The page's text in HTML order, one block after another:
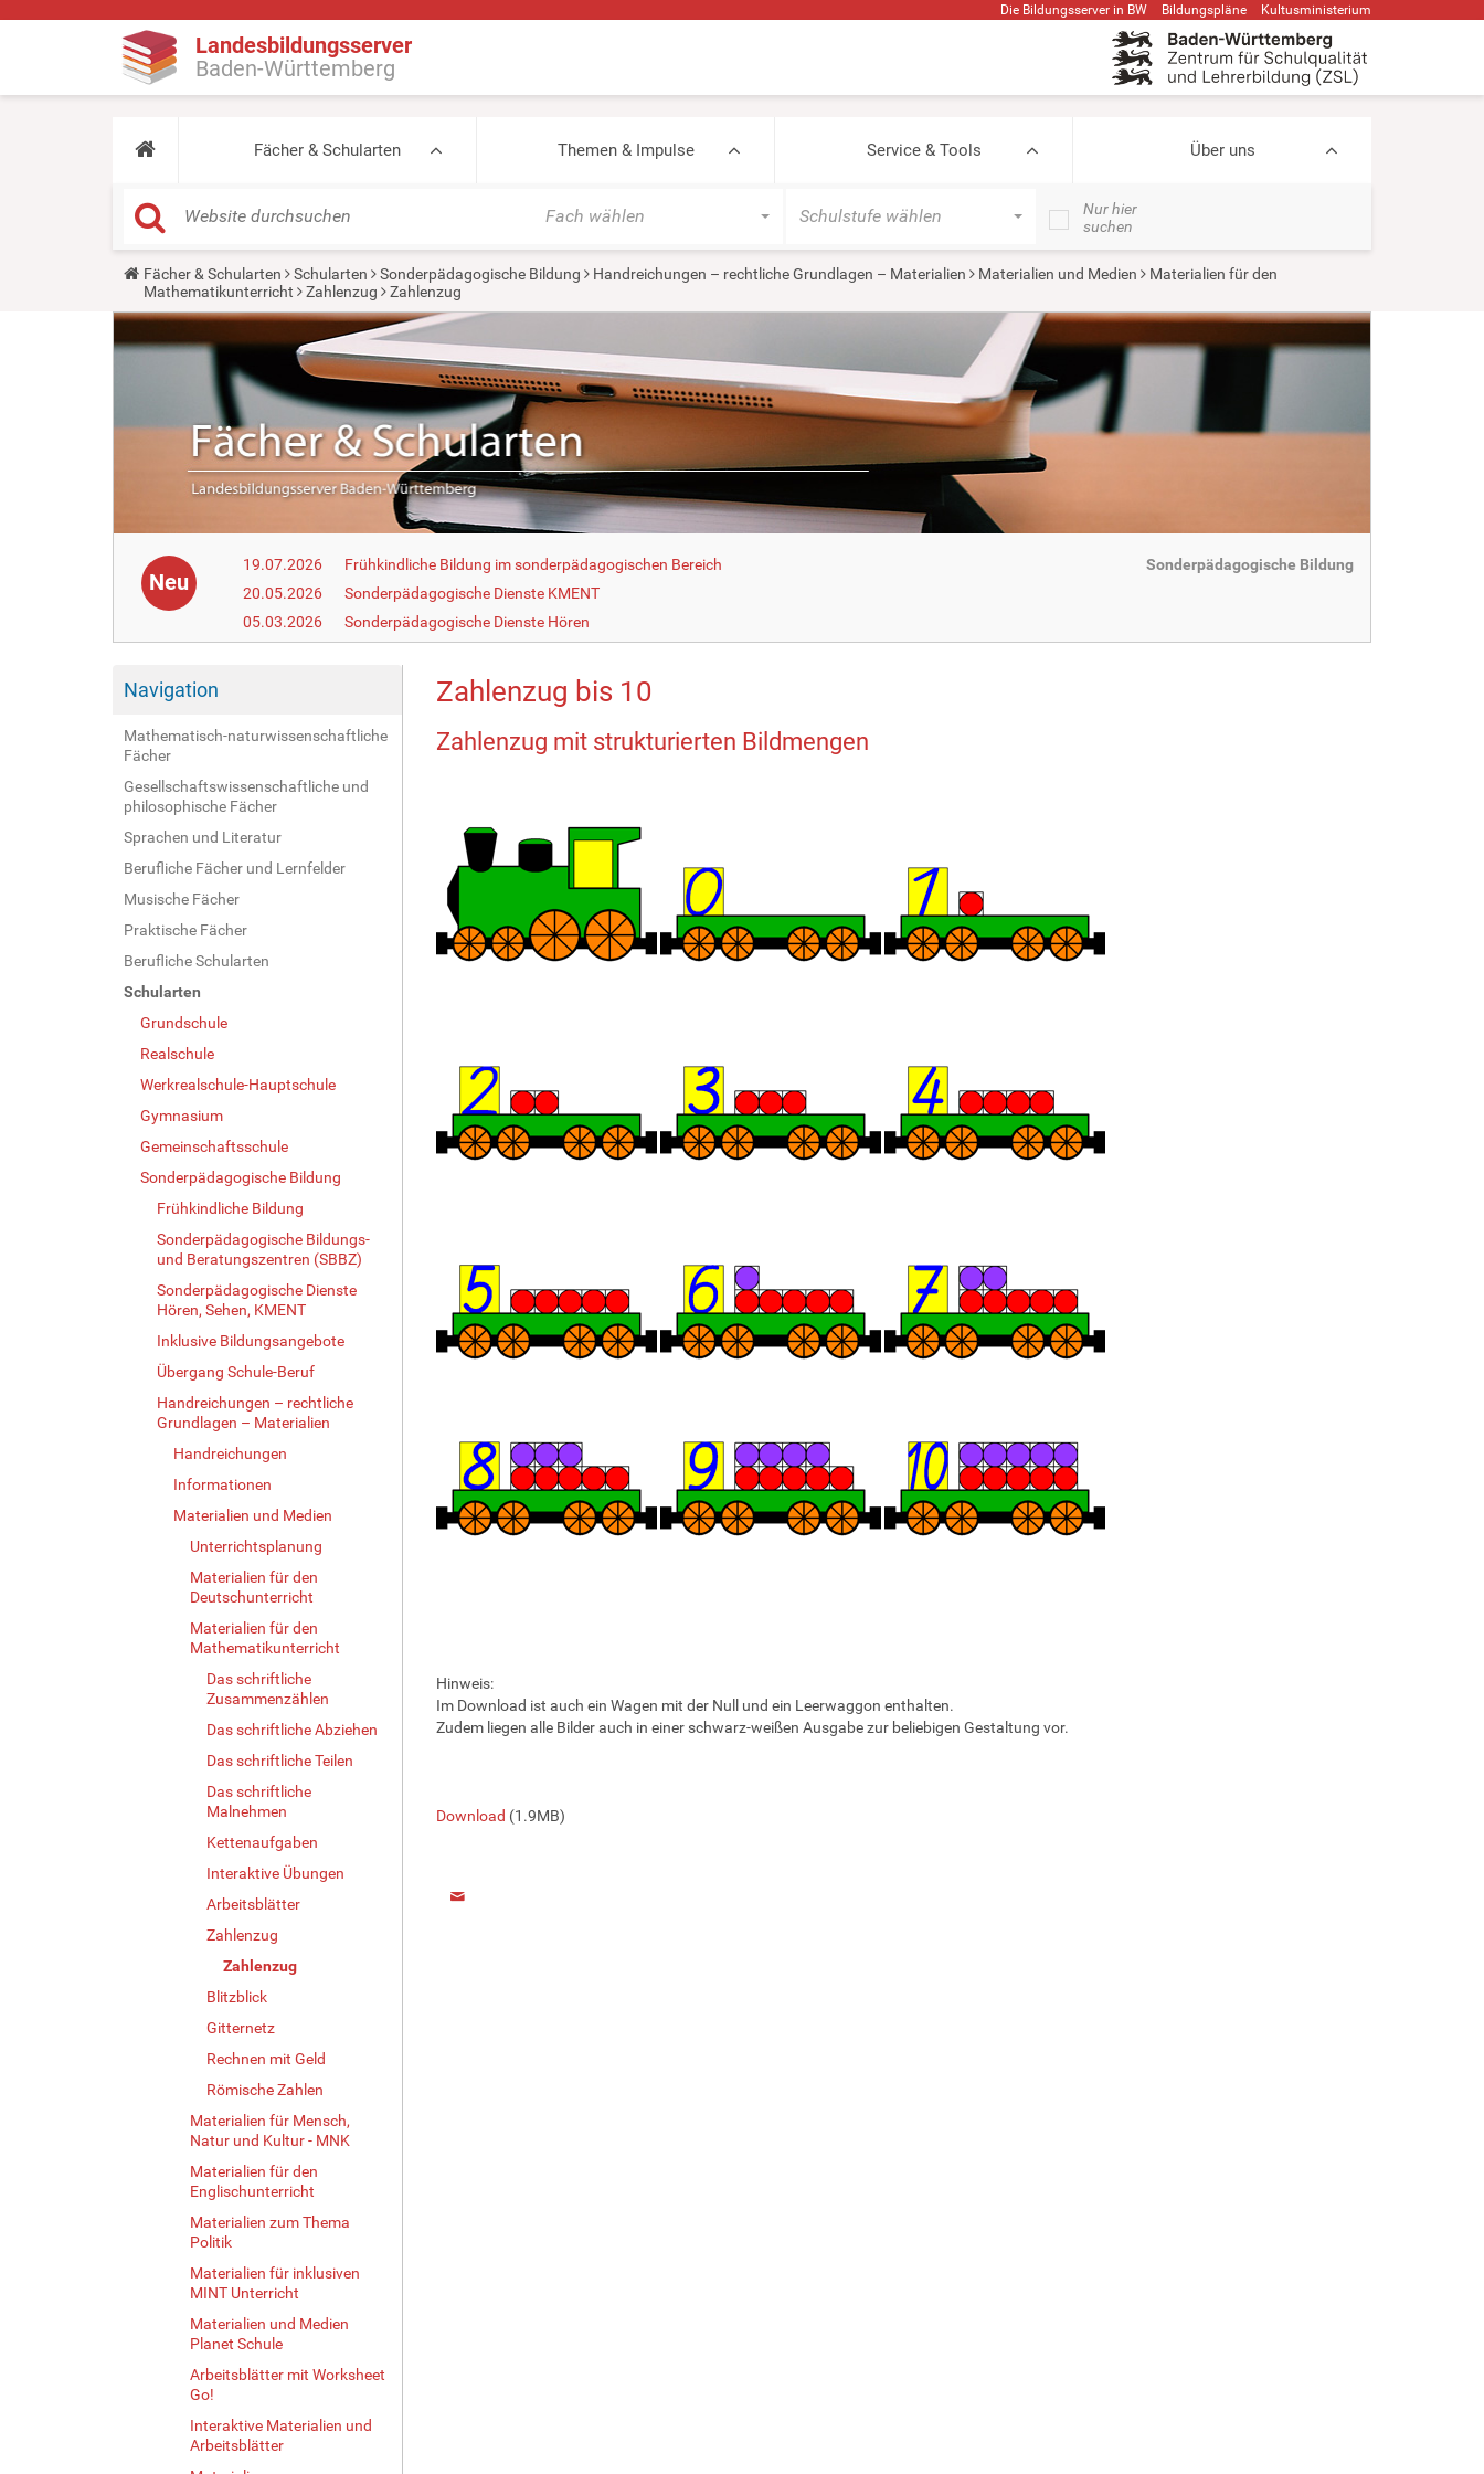
Die Bildungsserver in BW Bildungspläne Kultusministerium
Landesbildungsserver
Baden-Württemberg
Fächer & Schularten Themen & Impulse Service & Tools Über uns
Fach wählen Schulstufe wählen
Nur hier
suchen
Y
u
a
r
e
Fächer & Schularten Schularten Sonderpädagogische Bildung Handreichungen – rechtliche Grundlagen – Materialien Materialien und Medien
Materialien für den
Mathematikunterricht
Zahlenzug Zahlenzug
Neu
19.07.2026
Frühkindliche Bildung im sonderpädagogischen Bereich
20.05.2026
Sonderpädagogische Dienste KMENT
05.03.2026
Sonderpädagogische Dienste Hören
Sonderpädagogische Bildung
Navigation
Mathematisch-naturwissenschaftliche
Fächer
Gesellschaftswissenschaftliche und
philosophische Fächer
Sprachen und Literatur
Berufliche Fächer und Lernfelder
Musische Fächer
Praktische Fächer
Berufliche Schularten
Schularten
Grundschule
Realschule
Werkrealschule-Hauptschule
Gymnasium
Gemeinschaftsschule
Sonderpädagogische Bildung
Frühkindliche Bildung
Sonderpädagogische Bildungs-
und Beratungszentren (SBBZ)
Sonderpädagogische Dienste
Hören, Sehen, KMENT
Inklusive Bildungsangebote
Übergang Schule-Beruf
Handreichungen – rechtliche
Grundlagen – Materialien
Handreichungen
Informationen
Materialien und Medien
Unterrichtsplanung
Materialien für den
Deutschunterricht
Materialien für den
Mathematikunterricht
Das schriftliche
Zusammenzählen
Das schriftliche Abziehen
Das schriftliche Teilen
Das schriftliche
Malnehmen
Kettenaufgaben
Interaktive Übungen
Arbeitsblätter
Zahlenzug
Zahlenzug
Blitzblick
Gitternetz
Rechnen mit Geld
Römische Zahlen
Materialien für Mensch,
Natur und Kultur - MNK
Materialien für den
Englischunterricht
Materialien zum Thema
Politik
Materialien für inklusiven
MINT Unterricht
Materialien und Medien
Planet Schule
Arbeitsblätter mit Worksheet
Go!
Interaktive Materialien und
Arbeitsblätter
Zahlenzug bis 10
Zahlenzug mit strukturierten Bildmengen
Hinweis:
Im Download ist auch ein Wagen mit der Null und ein Leerwaggon enthalten.
Zudem liegen alle Bilder auch in einer schwarz-weißen Ausgabe zur beliebigen Gestaltung vor.
Download (1.9MB)